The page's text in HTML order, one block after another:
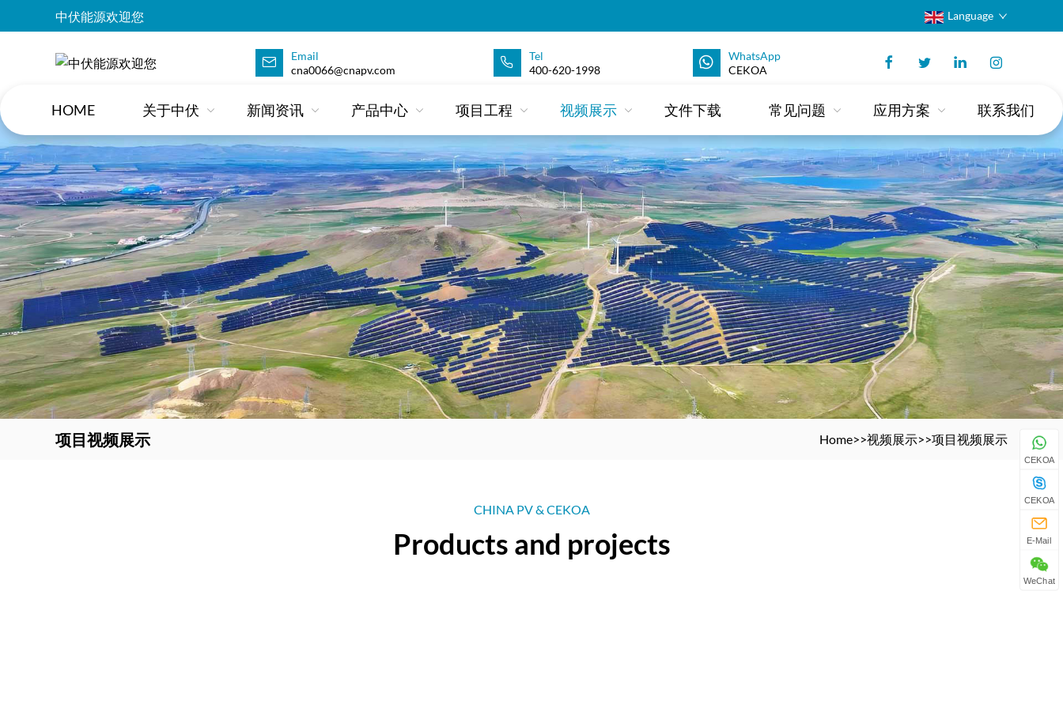
中伏能源欢迎您 Language
Email
cna0066@cnapv.com
Tel
400-620-1998
WhatsApp
CEKOA
HOME 关于中伏 新闻资讯 产品中心 项目工程 视频展示 文件下载 常见问题 应用方案 联系我们
项目视频展示 Home>>视频展示>>项目视频展示
CHINA PV & CEKOA
Products and projects
CEKOA
CEKOA
E-Mail
WeChat